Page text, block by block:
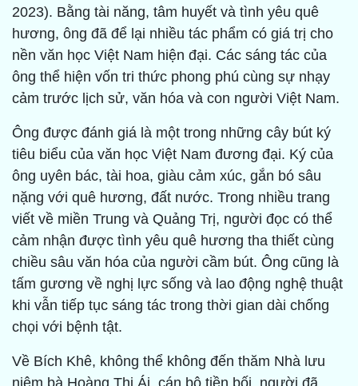
2023). Bằng tài năng, tâm huyết và tình yêu quê
hương, ông đã để lại nhiều tác phẩm có giá trị cho
nền văn học Việt Nam hiện đại. Các sáng tác của
ông thể hiện vốn tri thức phong phú cùng sự nhạy
cảm trước lịch sử, văn hóa và con người Việt Nam.
Ông được đánh giá là một trong những cây bút ký
tiêu biểu của văn học Việt Nam đương đại. Ký của
ông uyên bác, tài hoa, giàu cảm xúc, gắn bó sâu
nặng với quê hương, đất nước. Trong nhiều trang
viết về miền Trung và Quảng Trị, người đọc có thể
cảm nhận được tình yêu quê hương tha thiết cùng
chiều sâu văn hóa của người cầm bút. Ông cũng là
tấm gương về nghị lực sống và lao động nghệ thuật
khi vẫn tiếp tục sáng tác trong thời gian dài chống
chọi với bệnh tật.
Về Bích Khê, không thể không đến thăm Nhà lưu